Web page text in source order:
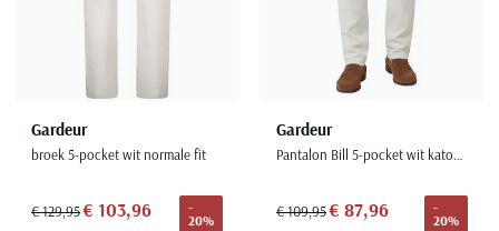
Gardeur
broek 5-pocket wit normale fit
€ 129,95€ 103,96
-
20%
Gardeur
Pantalon Bill 5-pocket wit katoen effen
€ 109,95€ 87,96
-
20%